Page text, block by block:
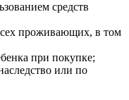
средств
проживающих, в том
при покупке;
или по